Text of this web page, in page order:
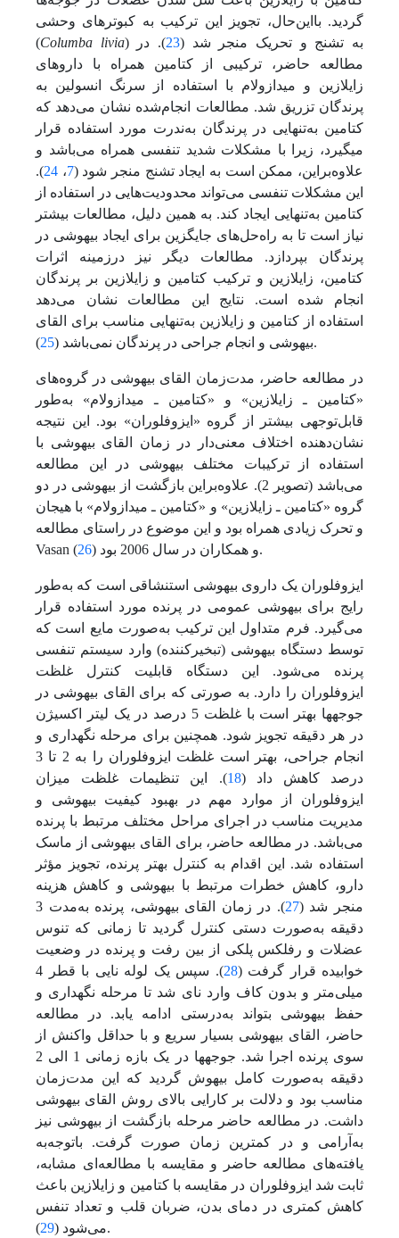
گردید. بااین‌حال، تجویز این ترکیب به کبوترهای وحشی
(Columba livia ) به تشنج و تحریک منجر شد (23). در
مطالعه حاضر، ترکیبی از کتامین همراه با داروهای
زایلازین و میدازولام با استفاده از سرنگ انسولین به
پرندگان تزریق شد. مطالعات انجام‌شده نشان می‌دهد که
کتامین به‌تنهایی در پرندگان به‌ندرت مورد استفاده قرار
می‏گیرد، زیرا با مشکلات شدید تنفسی همراه می‌باشد و
علاوه‌براین، ممکن است به ایجاد تشنج منجر شود‏ (7، 24
).
این مشکلات تنفسی می‌تواند محدودیت‌هایی در استفاده از
کتامین به‌تنهایی ایجاد کند. به همین دلیل، مطالعات بیشتر
نیاز است تا به راه‌حل‌های جایگزین برای ایجاد بیهوشی در
پرندگان بپردازد. مطالعات دیگر نیز در‌زمینه اثرات
کتامین، زایلازین و ترکیب کتامین و زایلازین بر پرندگان
انجام شده است. نتایج این مطالعات نشان می‌دهد
استفاده از کتامین و زایلازین به‌تنهایی مناسب برای القای
بیهوشی و انجام جراحی در پرندگان نمی‌باشد (25 ).
در مطالعه حاضر، مدت‌زمان القای بیهوشی در گروه‌های
«کتامین ـ زایلازین» و «کتامین ـ میدازولام» به‌طور
قابل‌توجهی بیشتر از گروه «ایزوفلوران» بود. این نتیجه
نشان‌دهنده اختلاف معنی‌دار در زمان القای بیهوشی با
استفاده از ترکیبات مختلف بیهوشی در این مطالعه
می‌باشد (تصویر 2). علاوه‌بر‌این بازگشت از بیهوشی در دو
گروه «کتامین ـ زایلازین» و «کتامین ـ میدازولام» با هیجان
و تحرک زیادی همراه بود و این موضوع در راستای مطالعه
Vasan و همکاران در سال 2006 بود (
26 ).
ایزوفلوران یک داروی بیهوشی استنشاقی است که به‌طور
رایج برای بیهوشی عمومی در پرنده مورد استفاده ‏قرار
می‌گیرد. فرم متداول این ترکیب به‌صورت مایع است که
توسط دستگاه بیهوشی (تبخیرکننده) وارد سیستم تنفسی
پرنده می‌شود. این دستگاه قابلیت کنترل غلظت
ایزوفلوران را دارد. به صورتی که برای القای بیهوشی در
جوجه‏ها بهتر است با غلظت 5 درصد در یک لیتر اکسیژن
در هر دقیقه تجویز شود. همچنین برای مرحله نگهداری و
انجام جراحی، بهتر است غلظت ایزوفلوران را به 2 تا 3
درصد کاهش داد (18). این تنظیمات غلظت میزان
ایزوفلوران از موارد مهم در بهبود کیفیت بیهوشی و
مدیریت مناسب در اجرای مراحل مختلف مرتبط با پرنده
می‌باشد. در مطالعه حاضر، برای القای بیهوشی از ماسک
استفاده شد. این اقدام به کنترل بهتر پرنده، تجویز مؤثر
دارو، کاهش خطرات مرتبط با بیهوشی و کاهش هزینه
منجر شد (27
). در زمان القای بیهوشی، پرنده به‌مدت 3
دقیقه به‌صورت دستی کنترل گردید تا زمانی که تنوس
عضلات و رفلکس پلکی از بین رفت و پرنده در وضعیت
خوابیده قرار گرفت (28
). سپس یک لوله نایی با قطر 4
میلی‌متر و بدون کاف وارد نای شد تا مرحله نگهداری و
حفظ بیهوشی بتواند به‌درستی ادامه یابد. در مطالعه
حاضر، القای بیهوشی بسیار سریع و با حداقل واکنش از
سوی پرنده اجرا شد. جوجه‏ها در یک بازه زمانی 1 الی 2
دقیقه به‌صورت کامل بیهوش گردید که این مدت‌زمان
مناسب بود و دلالت بر کارایی بالای روش القای بیهوشی
داشت. در مطالعه حاضر مرحله بازگشت از بیهوشی نیز
به‌آرامی و در کمترین زمان صورت گرفت. با‌توجه‌به
یافته‌های مطالعه حاضر و مقایسه با مطالعه‌ای مشابه،
ثابت شد ایزوفلوران در مقایسه با کتامین و زایلازین باعث
کاهش کمتری در دمای بدن، ضربان قلب و تعداد تنفس
می‌شود (29 ).